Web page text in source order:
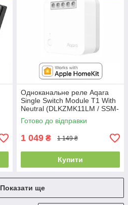
Одноканальнe реле Aqara
Single Switch Module T1 With
Neutral (DLKZMK11LM / SSM-
U01) HomeKit з нульовою
лінією
Готово до відправки
1 049 ₴ 1 149 ₴
Купити
Показати ще